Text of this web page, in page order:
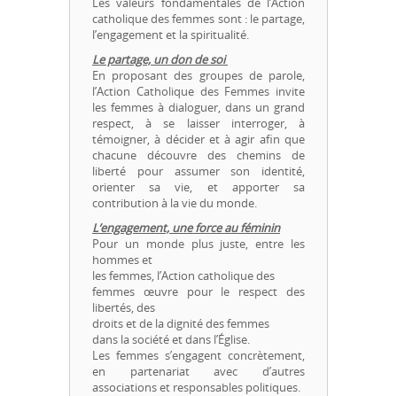
catholique des femmes sont : le partage,
l’engagement et la spiritualité.
Le partage, un don de soi
En proposant des groupes de parole,
l’Action Catholique des Femmes invite
les femmes à dialoguer, dans un grand
respect, à se laisser interroger, à
témoigner, à décider et à agir afin que
chacune découvre des chemins de
liberté pour assumer son identité,
orienter sa vie, et apporter sa
contribution à la vie du monde.
L’engagement, une force au féminin
Pour un monde plus juste, entre les
hommes et
les femmes, l’Action catholique des
femmes œuvre pour le respect des
libertés, des
droits et de la dignité des femmes
dans la société et dans l’Église.
Les femmes s’engagent concrètement,
en partenariat avec d’autres
associations et responsables politiques.